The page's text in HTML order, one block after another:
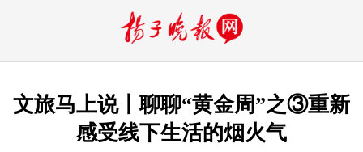
文旅马上说丨聊聊“黄金周”之③重新
感受线下生活的烟火气